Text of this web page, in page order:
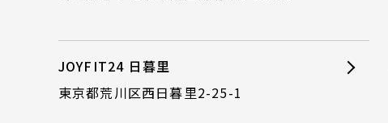
JOYFIT24 日暮里
東京都荒川区西日暮里2-25-1